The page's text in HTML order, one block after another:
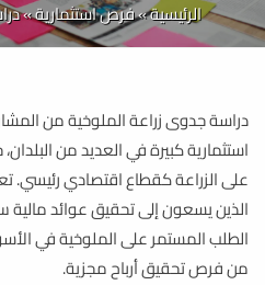
الرئيسية»فرص استثمارية»
دراسة جدوى زراعة الملوخية من
استثمارية كبيرة في العديد من
على الزراعة كقطاع اقتصادي رئيسي.
الذين يسعون إلى تحقيق عوائد
الطلب المستمر على الملوخية في
من فرص تحقيق أرباح مجزية.